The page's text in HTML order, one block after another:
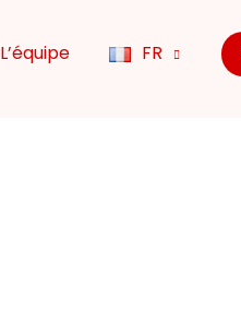
L’équipe FR